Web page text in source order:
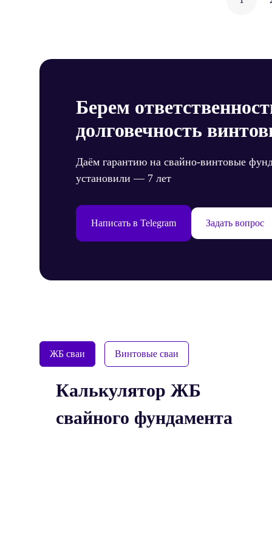
Берем
долговечность
Даём гарантию на свайно-винтовые
установили — 7 лет
Написать в Telegram Задать вопрос
ЖБ сваи Винтовые сваи
Калькулятор ЖБ
свайного фундамента